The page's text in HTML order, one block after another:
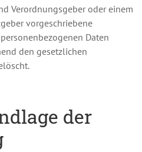
Verordnungsgeber oder einem
vorgeschriebene
Daten
den gesetzlichen
der